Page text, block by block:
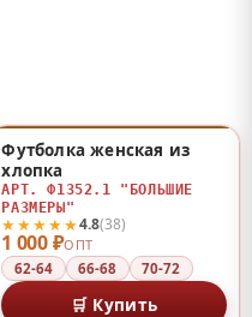
1 000 ₽ОПТ
★★★★★4.8(38)
Футболка женская из
хлопка
АРТ. Ф1352.1 "БОЛЬШИЕ
РАЗМЕРЫ"
62-64 66-68 70-72
🛒 Купить